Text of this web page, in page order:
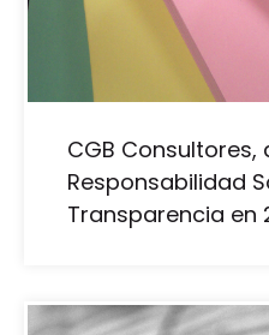
CGB
Responsabilidad
Transparencia en